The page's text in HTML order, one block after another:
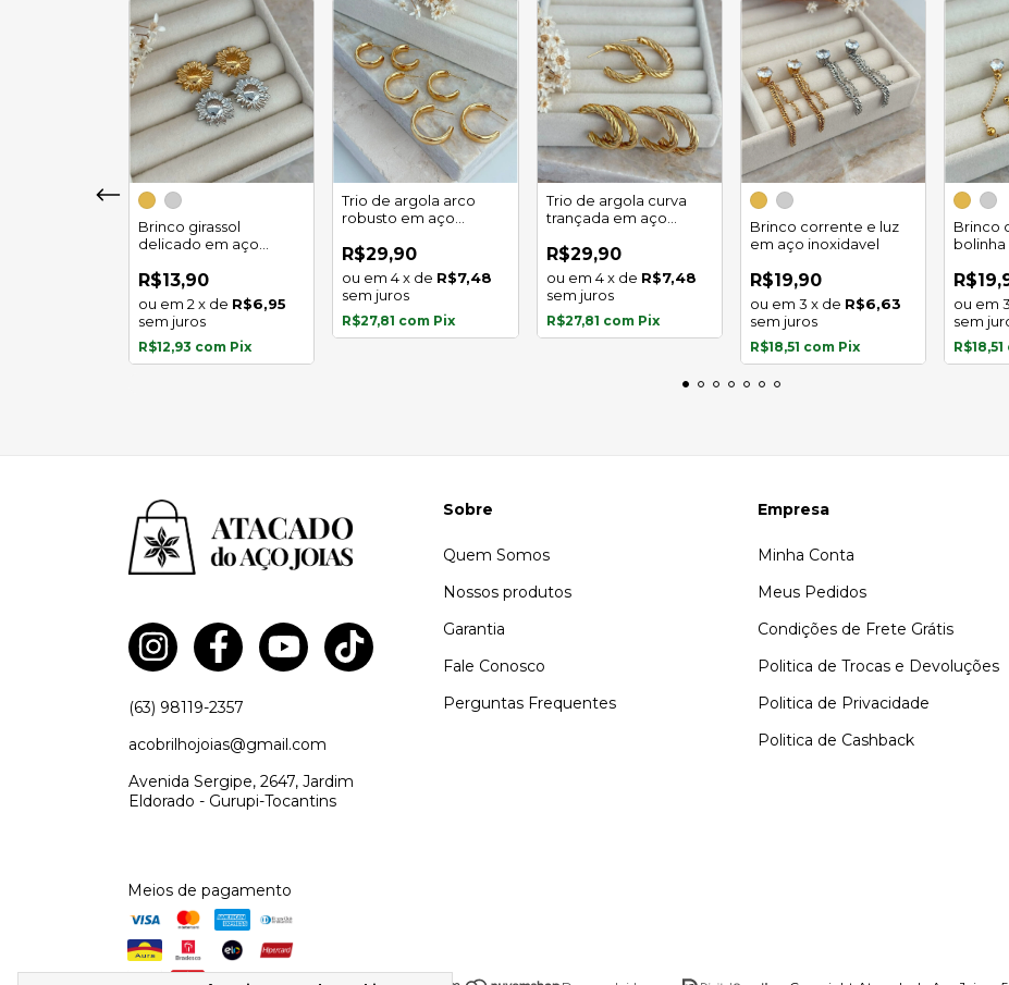
Brinco girassol
delicado em aço
R$13,90
2 x de R$6,95
sem juros
R$12,93 com Pix
Trio de argola arco
robusto em aço
R$29,90
4 x de R$7,48
sem juros
R$27,81 com Pix
Trio de argola curva
trançada em aço
R$29,90
4 x de R$7,48
sem juros
R$27,81 com Pix
Brinco corrente e luz
em aço inoxidavel
R$19,90
3 x de R$6,63
sem juros
R$18,51 com Pix
Brinco
bolinha
3
sem
R$18,51
(63) 98119-2357
acobrilhojoias@gmail.com
Avenida Sergipe, 2647, Jardim
Eldorado - Gurupi-Tocantins
Sobre
Quem Somos
Nossos produtos
Garantia
Fale Conosco
Perguntas Frequentes
Empresa
Minha Conta
Meus Pedidos
Condições de Frete Grátis
Politica de Trocas e Devoluções
Politica de Privacidade
Politica de Cashback
Meios de pagamento